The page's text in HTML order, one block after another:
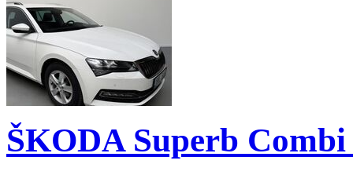
ŠKODA Superb